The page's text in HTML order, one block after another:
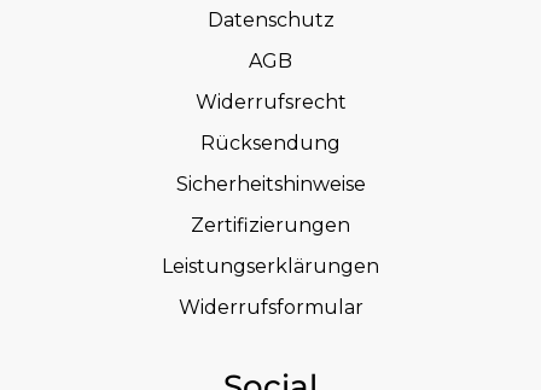
Datenschutz
AGB
Widerrufsrecht
Rücksendung
Sicherheitshinweise
Zertifizierungen
Leistungserklärungen
Widerrufsformular